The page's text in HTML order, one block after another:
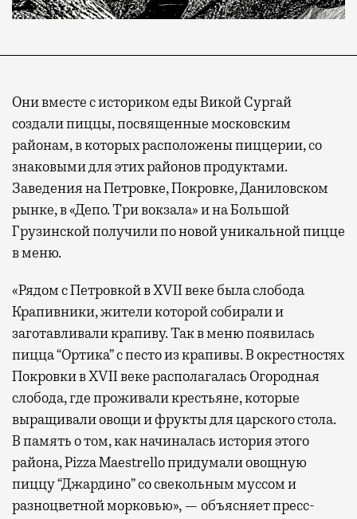
Они вместе с историком еды Викой Сургай
создали пиццы, посвященные московским
районам, в которых расположены пиццерии, со
знаковыми для этих районов продуктами.
Заведения на Петровке, Покровке, Даниловском
рынке, в «Депо. Три вокзала» и на Большой
Грузинской получили по новой уникальной пицце
в меню.
«Рядом с Петровкой в XVII веке была слобода
Крапивники, жители которой собирали и
заготавливали крапиву. Так в меню появилась
пицца “Ортика” с песто из крапивы. В окрестностях
Покровки в XVII веке располагалась Огородная
слобода, где проживали крестьяне, которые
выращивали овощи и фрукты для царского стола.
В память о том, как начиналась история этого
района, Pizza Maestrello придумали овощную
пиццу “Джардино” со свекольным муссом и
разноцветной морковью», — объясняет пресс-